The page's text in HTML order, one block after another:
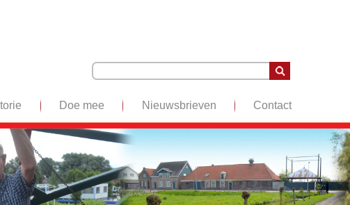
Doe mee Nieuwsbrieven Contact